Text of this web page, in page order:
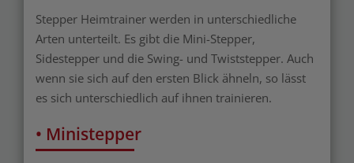
Stepper Heimtrainer werden in unterschiedliche
Arten unterteilt. Es gibt die Mini-Stepper,
Sidestepper und die Swing- und Twiststepper. Auch
wenn sie sich auf den ersten Blick ähneln, so lässt
es sich unterschiedlich auf ihnen trainieren.
• Ministepper